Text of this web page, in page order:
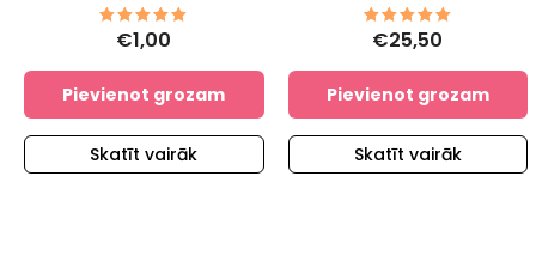
Novērtēts
ar
€1,00
Pievienot grozam
Skatīt vairāk
Novērtēts
ar
€25,50
Pievienot grozam
Skatīt vairāk